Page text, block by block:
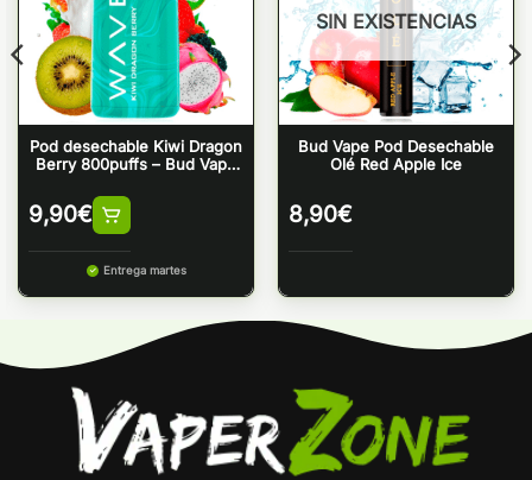
Pod desechable Kiwi Dragon
Berry 800puffs – Bud Vape
9,90€
Entrega martes
SIN EXISTENCIAS
Bud Vape Pod Desechable
Olé Red Apple Ice
8,90€